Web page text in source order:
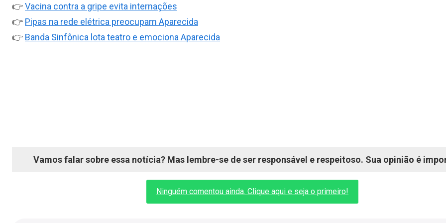
👉Vacina contra a gripe evita internações
👉 Pipas na rede elétrica preocupam Aparecida
👉 Banda Sinfônica lota teatro e emociona Aparecida
Vamos falar sobre essa notícia? Mas lembre-se de ser responsável e respeitoso. Sua opinião é
Ninguém comentou ainda. Clique aqui e seja o primeiro!